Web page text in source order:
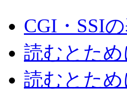
CGI・SSI
読むとた
読むとた